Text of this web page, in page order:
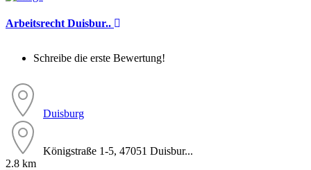
Arbeitsrecht Duisbur..
Schreibe die erste Bewertung!
Duisburg
Königstraße 1-5, 47051 Duisbur...
2.8 km